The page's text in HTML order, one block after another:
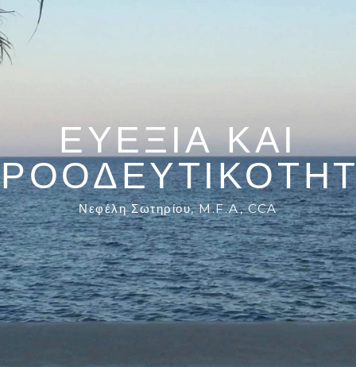
ΕΥΕΞΙΑ ΚΑΙ
Νεφέλη Σωτηρίου, M.F.A, CCA